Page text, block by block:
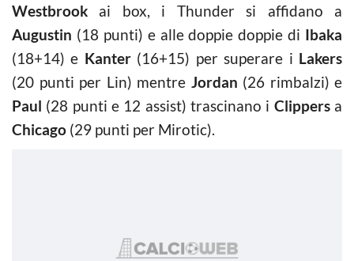
Westbrook ai box, i Thunder si affidano a
Augustin (18 punti) e alle doppie doppie di Ibaka
(18+14) e Kanter(16+15) per superare i Lakers
(20 punti per Lin) mentre Jordan (26 rimbalzi) e
Paul (28 punti e 12 assist) trascinano i Clippersa
Chicago (29 punti per Mirotic).